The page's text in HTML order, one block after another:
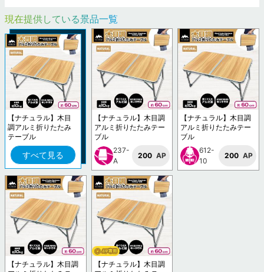
現在提供している景品一覧
【ナチュラル】木目
調アルミ折りたたみ
テーブル
すべて見る
【ナチュラル】木目調
アルミ折りたたみテー
ブル
237-
A
200 AP
【ナチュラル】木目調
アルミ折りたたみテー
ブル
612-
10
200 AP
【ナチュラル】木目調
【ナチュラル】木目調